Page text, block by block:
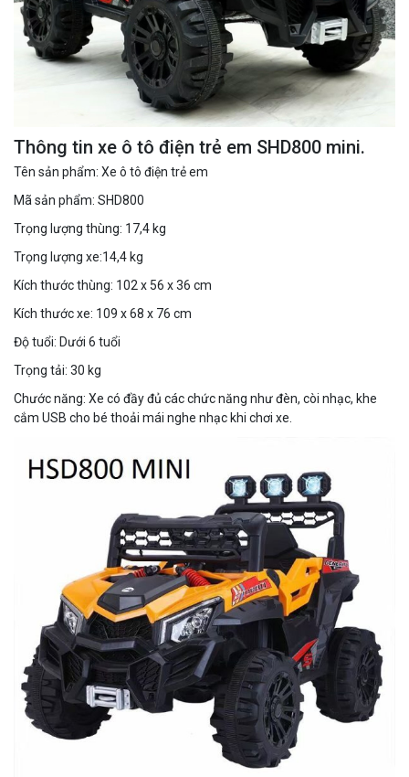
Thông tin xe ô tô điện trẻ em SHD800 mini.
Tên sản phẩm: Xe ô tô điện trẻ em
Mã sản phẩm: SHD800
Trọng lượng thùng: 17,4 kg
Trọng lượng xe:14,4 kg
Kích thước thùng: 102 x 56 x 36 cm
Kích thước xe: 109 x 68 x 76 cm
Độ tuổi: Dưới 6 tuổi
Trọng tải: 30 kg
Chước năng: Xe có đầy đủ các chức năng như đèn, còi nhạc, khe
cắm USB cho bé thoải mái nghe nhạc khi chơi xe.